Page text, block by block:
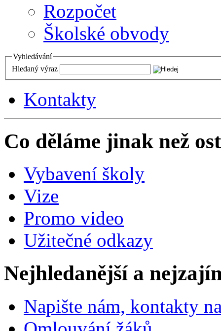
Rozpočet
Školské obvody
Vyhledávání
Hledaný výraz
Kontakty
Co děláme jinak než
Vybavení školy
Vize
Promo video
Užitečné odkazy
Nejhledanější a
Napište nám, kontakty